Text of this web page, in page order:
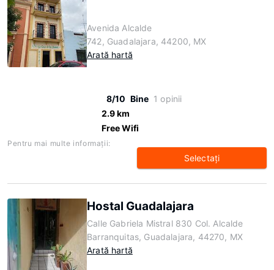
Avenida Alcalde
742, Guadalajara, 44200, MX
Arată hartă
8/10 Bine 1 opinii
2.9 km
Free Wifi
Pentru mai multe informaţii:
Selectaţi
Hostal Guadalajara
Calle Gabriela Mistral 830 Col. Alcalde
Barranquitas, Guadalajara, 44270, MX
Arată hartă